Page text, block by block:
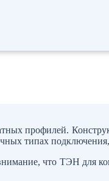
профилей.
типах подключения,
что ТЭН для